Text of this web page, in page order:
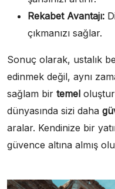
Rekabet Avantajı:
çıkmanızı sağlar.
Sonuç olarak, ustalık
edinmek değil, aynı
sağlam bir temel
dünyasında sizi daha
aralar. Kendinize bir
güvence altına almış